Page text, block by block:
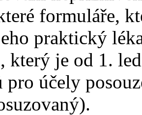
formuláře,
praktický
který je od 1.
pro účely